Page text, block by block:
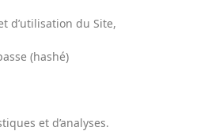
d’utilisation du Site,
(hashé)
et d’analyses.